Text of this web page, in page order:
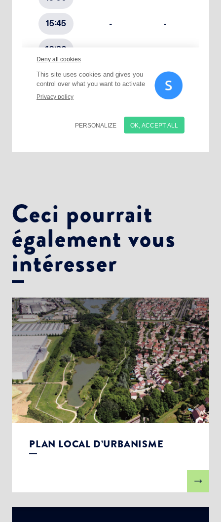
Ceci pourrait
également vous
intéresser
PLAN LOCAL D’URBANISME
Choisissez votre abonnement :
Alertes Mail
Newsletter Culture